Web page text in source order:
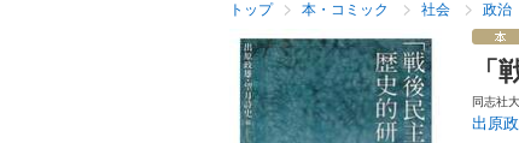
トップ 本・コミック 社会 政治
「
同志社
出原